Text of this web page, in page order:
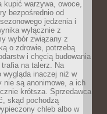
kupić warzywa, owoce,
bezpośrednio od
jedzenia i
wyłącznie z
wybór związany z
o zdrowie, potrzebą
i chęcią budowania
na talerz. Na
wygląda inaczej niż w
nie są anonimowe, a ich
krótsza. Sprzedawca
skąd pochodzą
chleb albo w